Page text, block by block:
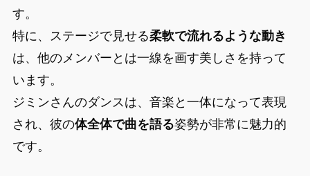
す。
特に、ステージで見せる柔軟で流れるような動き
は、他のメンバーとは一線を画す美しさを持って
います。
ジミンさんのダンスは、音楽と一体になって表現
され、彼の体全体で曲を語る姿勢が非常に魅力的
です。